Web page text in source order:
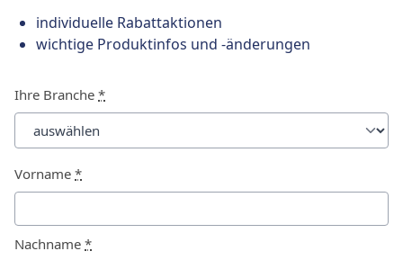
individuelle Rabattaktionen
wichtige Produktinfos und -änderungen
Ihre Branche *
Vorname *
Nachname *